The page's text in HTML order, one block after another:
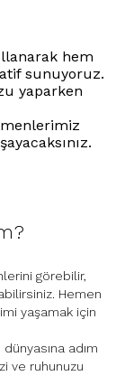
hem
sunuyoruz.
yaparken
görebilir,
Hemen
yaşamak için
adım
ve ruhunuzu